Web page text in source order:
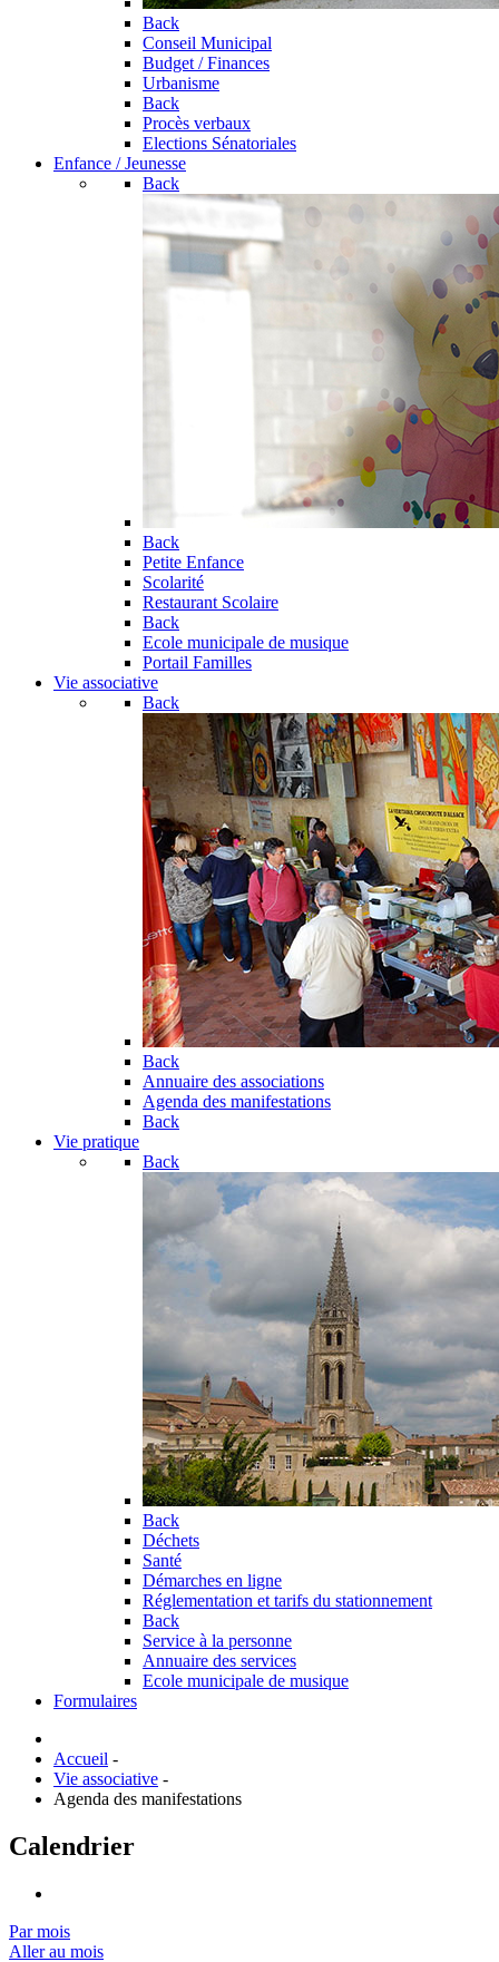
Back
Conseil Municipal
Budget / Finances
Urbanisme
Back
Procès verbaux
Elections Sénatoriales
Enfance / Jeunesse
Back
Back
Petite Enfance
Scolarité
Restaurant Scolaire
Back
Ecole municipale de musique
Portail Familles
Vie associative
Back
Back
Annuaire des associations
Agenda des manifestations
Back
Vie pratique
Back
Back
Déchets
Santé
Démarches en ligne
Réglementation et tarifs du stationnement
Back
Service à la personne
Annuaire des services
Ecole municipale de musique
Formulaires
Accueil -
Vie associative -
Agenda des manifestations
Calendrier
Par mois
Aller au mois